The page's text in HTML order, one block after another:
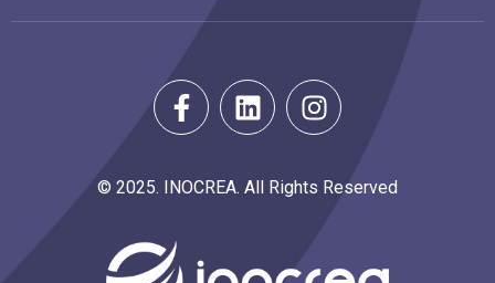
© 2025. INOCREA. All Rights Reserved